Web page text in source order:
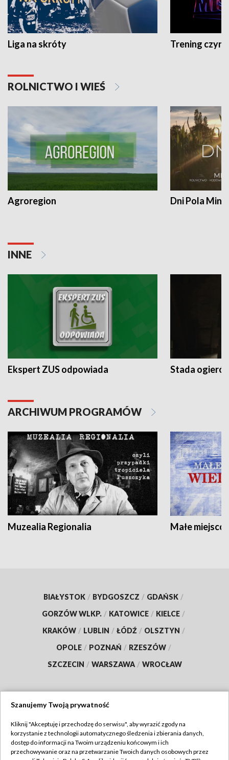
Liga na skróty Trening czyni
ROLNICTWO I WIEŚ
Agroregion Dni Pola
INNE
Ekspert ZUS odpowiada Stada
ARCHIWUM PROGRAMÓW
Muzealia Regionalia Małe
BIAŁYSTOK / BYDGOSZCZ / GDAŃSK /
GORZÓW WLKP. / KATOWICE / KIELCE /
KRAKÓW / LUBLIN / ŁÓDŹ / OLSZTYN /
OPOLE / POZNAŃ / RZESZÓW /
SZCZECIN / WARSZAWA / WROCŁAW
TVP
Abonament TVP
Regulamin TVP
Szanujemy Twoją prywatność
Kliknij "Akceptuję i przechodzę do serwisu", aby wyrazić zgody na
korzystanie z technologii automatycznego śledzenia i zbierania danych,
dostęp do informacji na Twoim urządzeniu końcowym i ich
przechowywanie oraz na przetwarzanie Twoich danych osobowych przez